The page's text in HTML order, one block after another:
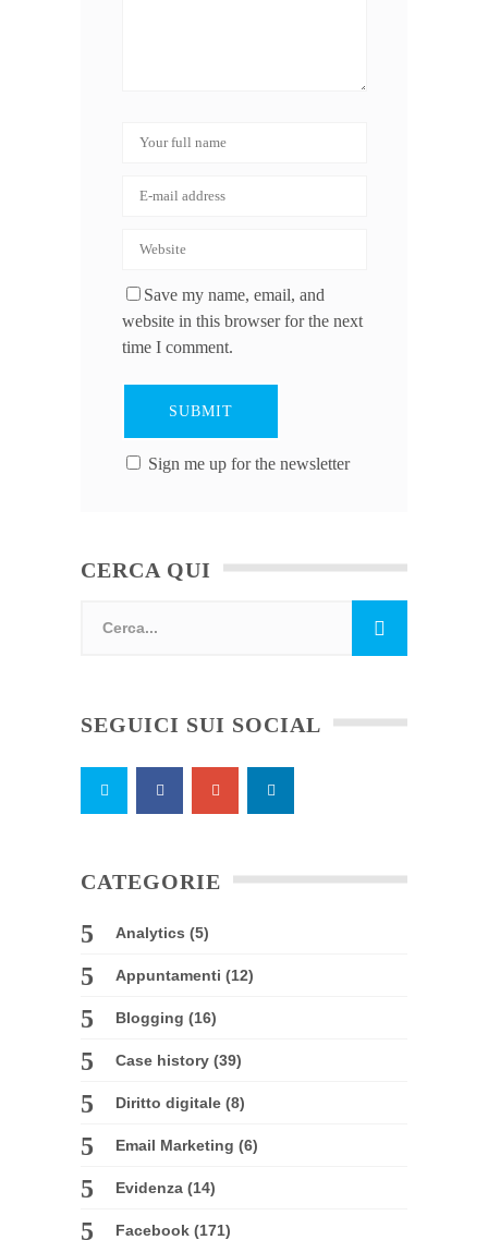
Save my name, email, and
website in this browser for the next
time I comment.
Sign me up for the newsletter
CERCA QUI
SEGUICI SUI SOCIAL
CATEGORIE
Analytics (5)
Appuntamenti (12)
Blogging (16)
Case history (39)
Diritto digitale (8)
Email Marketing (6)
Evidenza (14)
Facebook (171)